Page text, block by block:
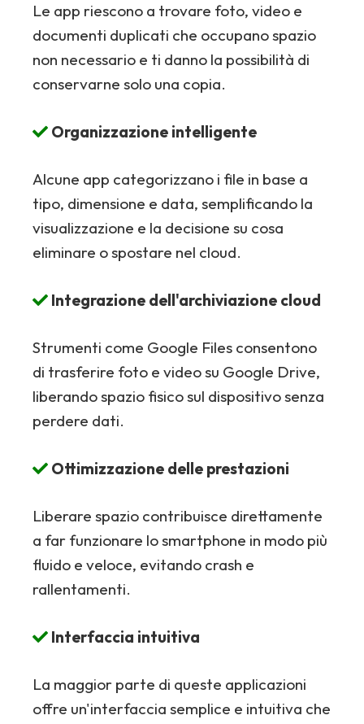
Le app riescono a trovare foto, video e
documenti duplicati che occupano spazio
non necessario e ti danno la possibilità di
conservarne solo una copia.
Organizzazione intelligente
Alcune app categorizzano i file in base a
tipo, dimensione e data, semplificando la
visualizzazione e la decisione su cosa
eliminare o spostare nel cloud.
Integrazione dell'archiviazione cloud
Strumenti come Google Files consentono
di trasferire foto e video su Google Drive,
liberando spazio fisico sul dispositivo senza
perdere dati.
Ottimizzazione delle prestazioni
Liberare spazio contribuisce direttamente
a far funzionare lo smartphone in modo più
fluido e veloce, evitando crash e
rallentamenti.
Interfaccia intuitiva
La maggior parte di queste applicazioni
offre un'interfaccia semplice e intuitiva che